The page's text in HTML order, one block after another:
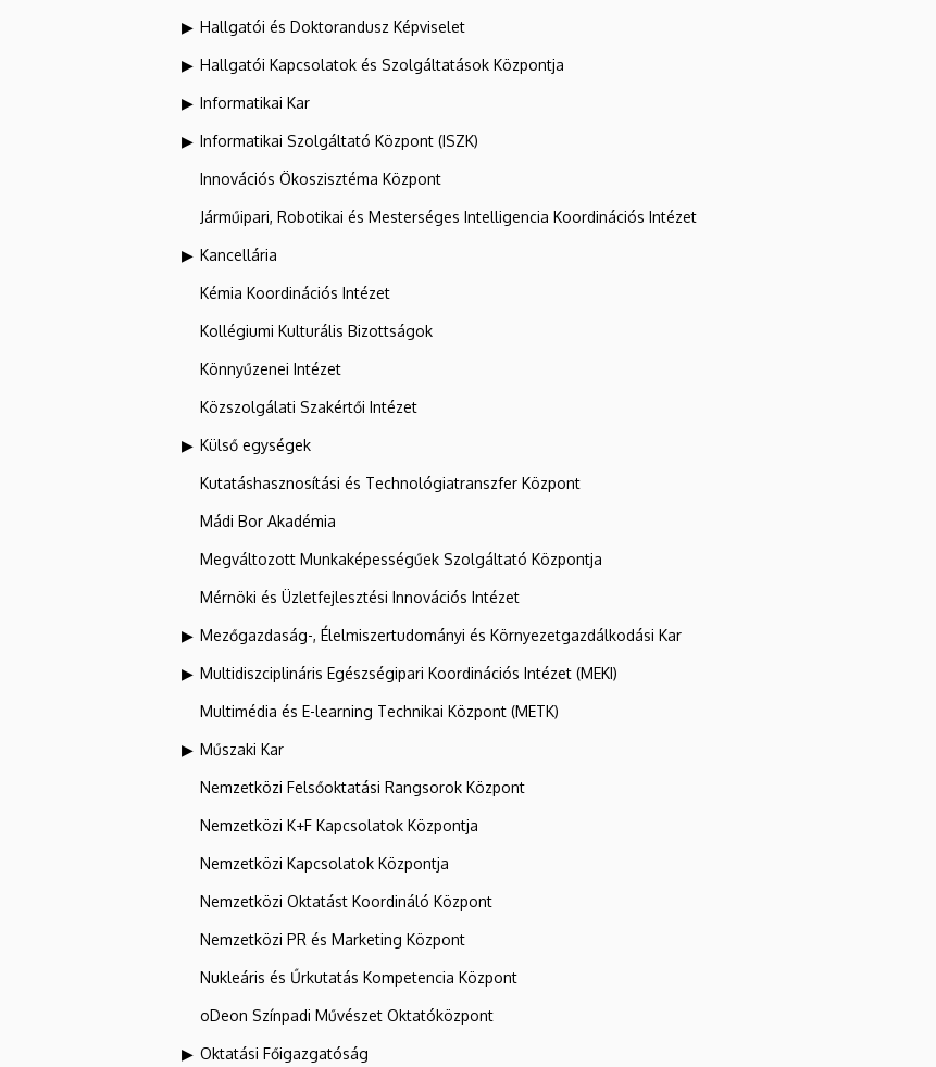
Hallgatói és Doktorandusz Képviselet
Hallgatói Kapcsolatok és Szolgáltatások Központja
Informatikai Kar
Informatikai Szolgáltató Központ (ISZK)
Innovációs Ökoszisztéma Központ
Járműipari, Robotikai és Mesterséges Intelligencia Koordinációs Intézet
Kancellária
Kémia Koordinációs Intézet
Kollégiumi Kulturális Bizottságok
Könnyűzenei Intézet
Közszolgálati Szakértői Intézet
Külső egységek
Kutatáshasznosítási és Technológiatranszfer Központ
Mádi Bor Akadémia
Megváltozott Munkaképességűek Szolgáltató Központja
Mérnöki és Üzletfejlesztési Innovációs Intézet
Mezőgazdaság-, Élelmiszertudományi és Környezetgazdálkodási Kar
Multidiszciplináris Egészségipari Koordinációs Intézet (MEKI)
Multimédia és E-learning Technikai Központ (METK)
Műszaki Kar
Nemzetközi Felsőoktatási Rangsorok Központ
Nemzetközi K+F Kapcsolatok Központja
Nemzetközi Kapcsolatok Központja
Nemzetközi Oktatást Koordináló Központ
Nemzetközi PR és Marketing Központ
Nukleáris és Űrkutatás Kompetencia Központ
oDeon Színpadi Művészet Oktatóközpont
Oktatási Főigazgatóság